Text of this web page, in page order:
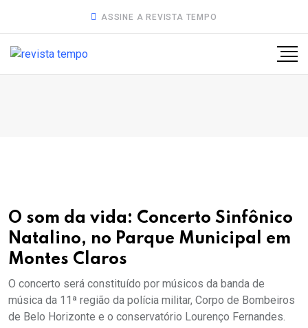
ASSINE A REVISTA TEMPO
O som da vida: Concerto Sinfônico
Natalino, no Parque Municipal em
Montes Claros
O concerto será constituído por músicos da banda de
música da 11ª região da polícia militar, Corpo de Bombeiros
de Belo Horizonte e o conservatório Lourenço Fernandes.